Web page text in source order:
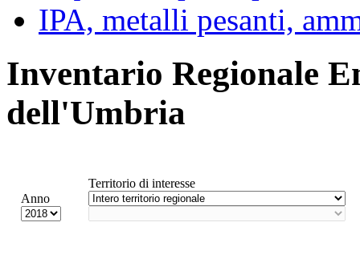
IPA, metalli pesanti,
Inventario Regionale
dell'Umbria
Anno
Territorio di interesse